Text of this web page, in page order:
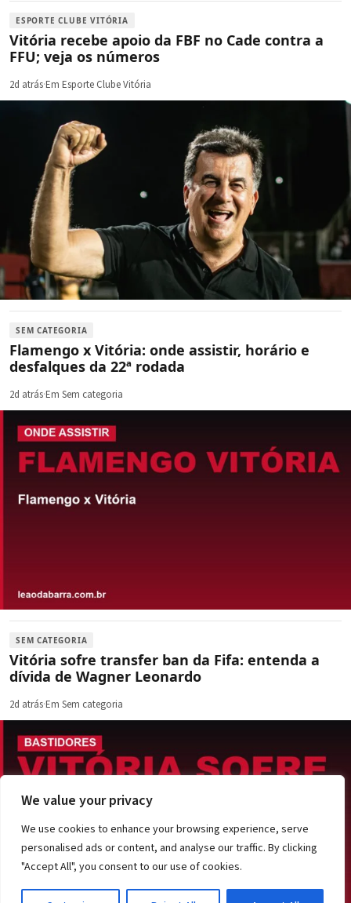
We value your privacy
We use cookies to enhance your browsing experience, serve
personalised ads or content, and analyse our traffic. By clicking
"Accept All", you consent to our use of cookies.
ESPORTE CLUBE VITÓRIA
Vitória recebe apoio da FBF no Cade contra a
FFU; veja os números
2d atrás·Em Esporte Clube Vitória
SEM CATEGORIA
Flamengo x Vitória: onde assistir, horário e
desfalques da 22ª rodada
2d atrás·Em Sem categoria
SEM CATEGORIA
Vitória sofre transfer ban da Fifa: entenda a
dívida de Wagner Leonardo
2d atrás·Em Sem categoria